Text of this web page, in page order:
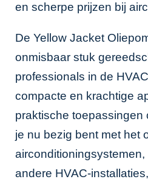
en scherpe prijzen bij
De Yellow Jacket
onmisbaar stuk
professionals in de
compacte en krachtige
praktische toepassingen
je nu bezig bent met het
andere HVAC-